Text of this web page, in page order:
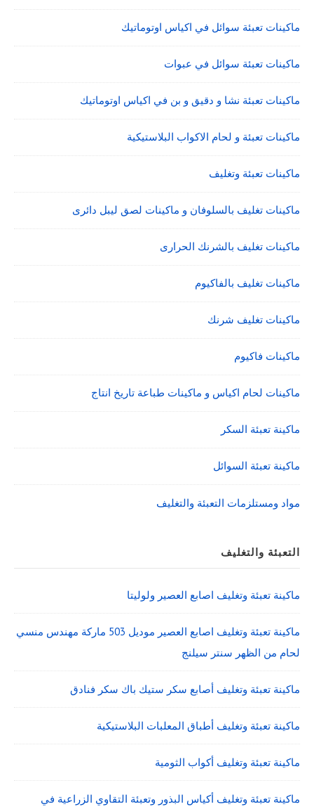
ماكينات تعبئة سوائل في اكياس اوتوماتيك
ماكينات تعبئة سوائل في عبوات
ماكينات تعبئة نشا و دقيق و بن في اكياس اوتوماتيك
ماكينات تعبئة و لحام الاكواب البلاستيكية
ماكينات تعبئة وتغليف
ماكينات تغليف بالسلوفان و ماكينات لصق ليبل دائرى
ماكينات تغليف بالشرنك الحرارى
ماكينات تغليف بالفاكيوم
ماكينات تغليف شرنك
ماكينات فاكيوم
ماكينات لحام اكياس و ماكينات طباعة تاريخ انتاج
ماكينة تعبئة السكر
ماكينة تعبئة السوائل
مواد ومستلزمات التعبئة والتغليف
التعبئة والتغليف
ماكينة تعبئة وتغليف اصابع العصير ولوليتا
ماكينة تعبئة وتغليف اصابع العصير موديل 503 ماركة مهندس منسي
لحام من الظهر سنتر سيلنج
ماكينة تعبئة وتغليف أصابع سكر ستيك باك سكر فنادق
ماكينة تعبئة وتغليف أطباق المعلبات البلاستيكية
ماكينة تعبئة وتغليف أكواب الثومية
ماكينة تعبئة وتغليف أكياس البذور وتعبئة التقاوي الزراعية في